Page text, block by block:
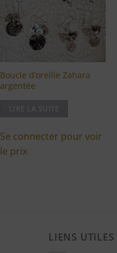
liste
d'envies
Boucle d’oreille Zahara
argentée
Se connecter pour voir
le prix
LIENS UTILES